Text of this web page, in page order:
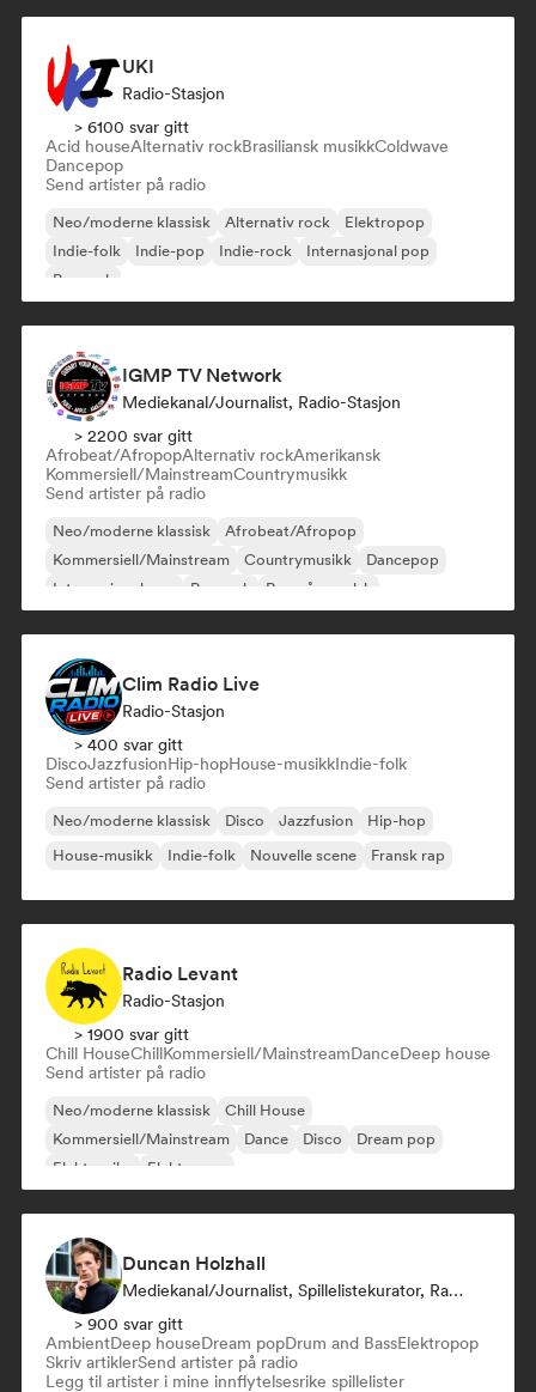
UKI
Radio-Stasjon
> 6100 svar gitt
Acid houseAlternativ rockBrasiliansk musikkColdwave
Dancepop
Send artister på radio
Neo/moderne klassisk Alternativ rock
Elektropop
Indie-folk
Indie-pop Indie-rock
Internasjonal pop
Poprock
IGMP TV Network
Mediekanal/journalist, Radio-Stasjon
> 2200 svar gitt
Afrobeat/AfropopAlternativ rockAmerikansk
Kommersiell/MainstreamCountrymusikk
Send artister på radio
Neo/moderne klassisk
Afrobeat/Afropop
Kommersiell/Mainstream
Countrymusikk
Dancepop
Internasjonal pop
Poprock Rap på engelsk
Clim Radio Live
Radio-Stasjon
> 400 svar gitt
DiscoJazzfusionHip-hopHouse-musikkIndie-folk
Send artister på radio
Neo/moderne klassisk Disco Jazzfusion
Hip-hop
House-musikk
Indie-folk Nouvelle scene Fransk rap
Radio Levant
Radio-Stasjon
> 1900 svar gitt
Chill HouseChillKommersiell/MainstreamDanceDeep house
Send artister på radio
Neo/moderne klassisk
Chill House
Kommersiell/Mainstream
Dance Disco
Dream pop
Elektronika
Elektropop
Duncan Holzhall
Mediekanal/journalist, Spillelistekurator, Radio-Stasjon
> 900 svar gitt
AmbientDeep houseDream popDrum and BassElektropop
Skriv artiklerSend artister på radio
Legg til artister i mine innflytelsesrike spillelister